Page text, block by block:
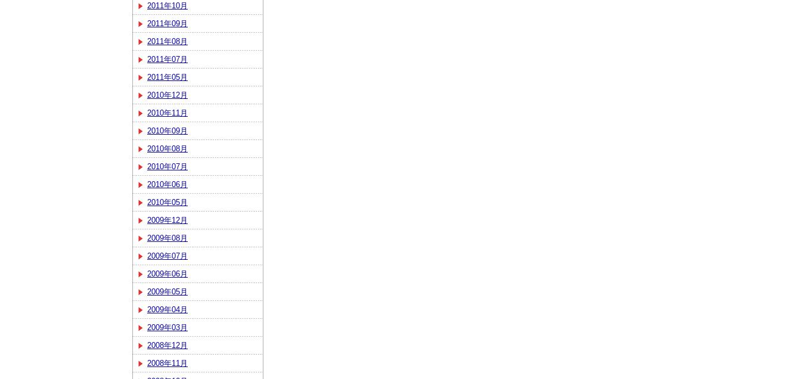
2011年10月
2011年09月
2011年08月
2011年07月
2011年05月
2010年12月
2010年11月
2010年09月
2010年08月
2010年07月
2010年06月
2010年05月
2009年12月
2009年08月
2009年07月
2009年06月
2009年05月
2009年04月
2009年03月
2008年12月
2008年11月